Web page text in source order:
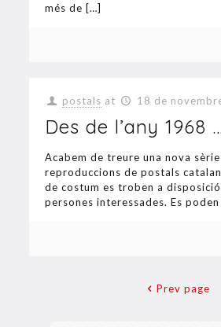
més de […]
postals at 18 de
Des de l’any 1968 …
Acabem de treure una nova
reproduccions de postals
de costum es troben a disposició
persones interessades. Es
Prev page